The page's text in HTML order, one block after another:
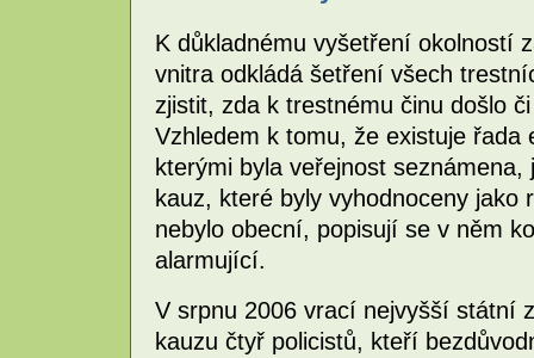
K důkladnému vyšetření okolností
vnitra odkládá šetření všech
zjistit, zda k trestnému činu došlo
Vzhledem k tomu, že existuje řada
kterými byla veřejnost
kauz, které byly vyhodnoceny
nebylo obecní, popisují se v něm
alarmující.
V srpnu 2006 vrací nejvyšší státní
kauzu čtyř policistů, kteří